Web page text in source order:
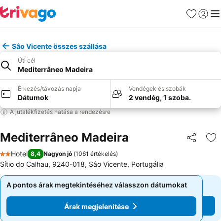
Kedvencek
Sâo Vicente összes szállása
Úti cél
Mediterrâneo Madeira
Érkezés/távozás napja
Dátumok
Vendégek és szobák
2 vendég, 1 szoba.
A jutalékfizetés hatása a rendezésre
Mediterrâneo Madeira
2 Kategória
Hotel 8,4 Nagyon jó (1061 értékelés)
Sítio do Calhau, 9240-018, Sâo Vicente, Portugália
A pontos árak megtekintéséhez válasszon dátumokat
Árak megjelenítése
A pontos árak megtekintéséhez válasszon dátumokat
Árak megjelenítése